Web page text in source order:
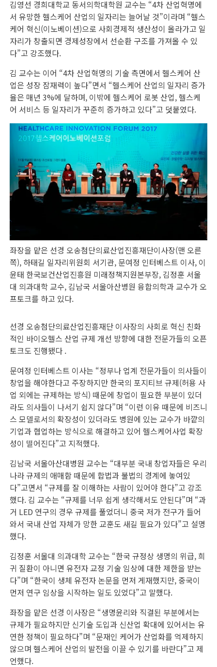
김영선 경희대학교 동서의학대학원 교수는 “4차 산업혁명에
서 유망한 헬스케어 산업의 일자리는 늘어날 것”이라며 “헬스
케어 혁신(이노베이션)으로 사회경제적 생산성이 올라가고 일
자리가 창출되면 경제성장에서 선순환 구조를 가져올 수 있
다”고 강조했다.
김 교수는 이어 “4차 산업혁명의 기술 측면에서 헬스케어 산
업은 성장 잠재력이 높다”면서 “헬스케어 산업의 일자리 증가
율은 매년 3%에 달하며, 이밖에 헬스케어 로봇 산업, 헬스케
어 서비스 등 일자리가 꾸준히 증가하고 있다”고 덧붙였다.
좌장을 맡은 선경 오송첨단의료산업진흥재단이사장(맨 오른
쪽), 하태길 일자리위원회 서기관, 문여정 인터베스트 이사, 이
윤태 한국보건산업진흥원 미래정책지원본부장, 김정훈 서울
대 의과대학 교수, 김남국 서울아산병원 융합의학과 교수가 오
프토크를 하고 있다.
선경 오송첨단의료산업진흥재단 이사장의 사회로 혁신 친화
적인 바이오헬스 산업 규제 개선 방향에 대한 전문가들의 오픈
토크도 진행됐다 .
문여정 인터베스트 이사는 “정부나 업계 전문가들이 의사들이
창업을 해야한다고 주장하지만 한국의 포지티브 규제(허용 사
업 외에는 규제하는 방식) 때문에 창업이 필요한 부분이 있더
라도 의사들이 나서기 쉽지 않다”며 “이런 이유 때문에 비즈니
스 모델로서의 확장성이 있더라도 병원에 있는 교수가 바깥의
기업과 협업하는 방식으로 해결하고 있어 헬스케어사업 확장
성이 떨어진다”고 지적했다.
김남국 서울아산대병원 교수는 “대부분 국내 창업자들은 우리
나라 규제의 애매함 때문에 합법과 불법의 경계에 놓여있
다”고면서 “규제를 잘 이해하는 사람이 있어야 한다”고 강조
했다. 김 교수는 “규제를 너무 쉽게 생각해서도 안된다”며 “과
거 LED 연구의 경우 규제를 풀었더니 중국 저가 전구가 들어
와서 국내 산업 자체가 망한 교훈도 새길 필요가 있다”고 설명
했다.
김정훈 서울대 의과대학 교수는 “한국 규정상 생명의 위급, 희
귀 질환이 아니면 유전자 교정 기술 임상에 대한 제한을 받는
다”며 “한국이 생체 유전자 논문을 먼저 게재했지만, 중국이
먼저 연구 임상을 시작하는 일도 있었다”고 말했다.
좌장을 맡은 선경 이사장은 “생명윤리와 직결된 부분에서는
규제가 필요하지만 신기술 도입과 신산업 확대에 있어서는 유
연한 정책이 필요하다”며 “문재인 케어가 산업화를 억제하지
않으며 헬스케어 산업의 발전을 이끌 수 있기를 바란다”고 제
언했다.